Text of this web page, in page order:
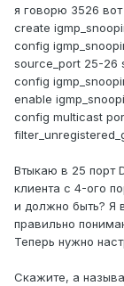
я говорю 3526 вот
create
config
source_port 25-26
config
enable
сonfig multicast
Втыкаю в 25 порт
клиента с 4-ого
и должно быть? Я
правильно
Теперь нужно
Скажите, а